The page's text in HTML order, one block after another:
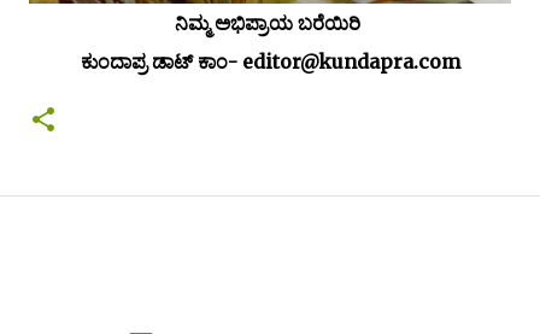
ನಿಮ್ಮ ಅಭಿಪ್ರಾಯ ಬರೆಯಿರಿ
ಕುಂದಾಪ್ರ ಡಾಟ್ ಕಾಂ- editor@kundapra.com